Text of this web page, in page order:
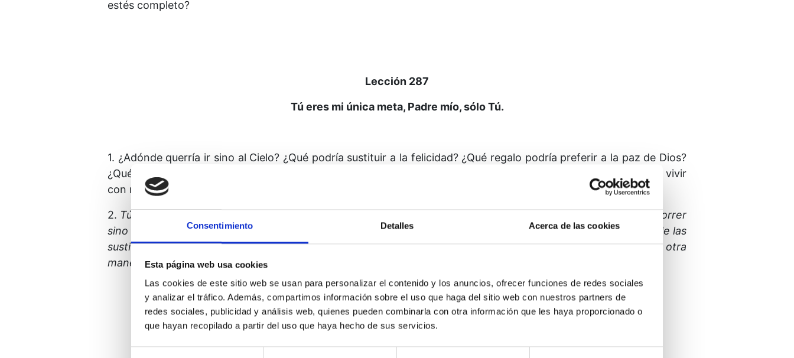
Consentimiento Detalles Acerca de las cookies
Esta página web usa cookies
Las cookies de este sitio web se usan para personalizar el contenido y los anuncios, ofrecer funciones de redes sociales
y analizar el tráfico. Además, compartimos información sobre el uso que haga del sitio web con nuestros partners de
redes sociales, publicidad y análisis web, quienes pueden combinarla con otra información que les haya proporcionado o
que hayan recopilado a partir del uso que haya hecho de sus servicios.
estés completo?
Lección 287
Tú eres mi única meta, Padre mío, sólo Tú.
1. ¿Adónde querría ir sino al Cielo? ¿Qué podría sustituir a la felicidad? ¿Qué regalo podría preferir a la paz de Dios?
¿Qué tesoro querría buscar, hallar y conservar que pudiera compararse con mi Identidad? ¿Cómo iba a preferir vivir
con miedo que con amor?
2. Tú eres mi meta, Padre mío.
Qué otro camino iba a desear recorrer
sino el que conduce a Ti?¿Y qué otra cosa sino Tu recuerdo podría significar para mí el final de los sueños y de las
sustituciones fútiles de la verdad? Tú eres mi única meta.Tu Hijo desea ser como Tú lo creaste.¿De qué otra
manera, sino, podría esperar reconocer a mi Ser y volverme uno con mi Identidad?